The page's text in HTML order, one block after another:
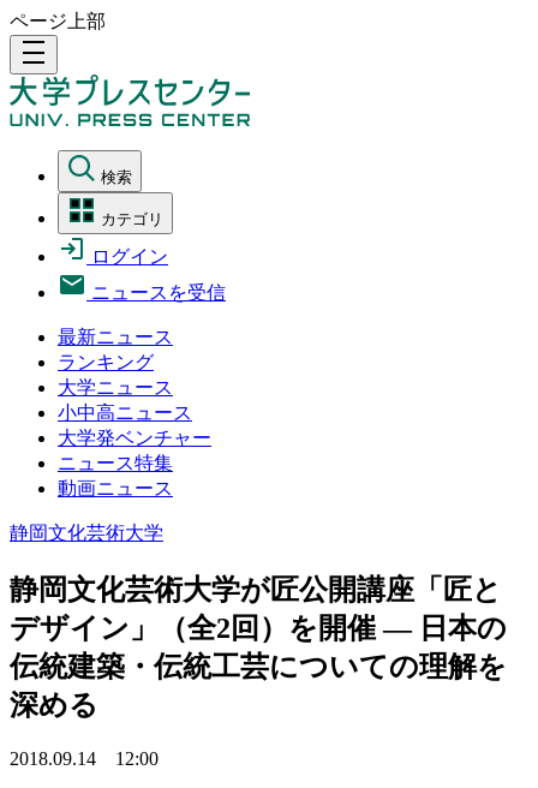
ページ上部
density_medium
検索
カテゴリ
ログイン
ニュースを受信
最新ニュース
ランキング
大学ニュース
小中高ニュース
大学発ベンチャー
ニュース特集
動画ニュース
静岡文化芸術大学
静岡文化芸術大学が匠公開講座「匠と
デザイン」（全2回）を開催 — 日本の
伝統建築・伝統工芸についての理解を
深める
2018.09.14 12:00